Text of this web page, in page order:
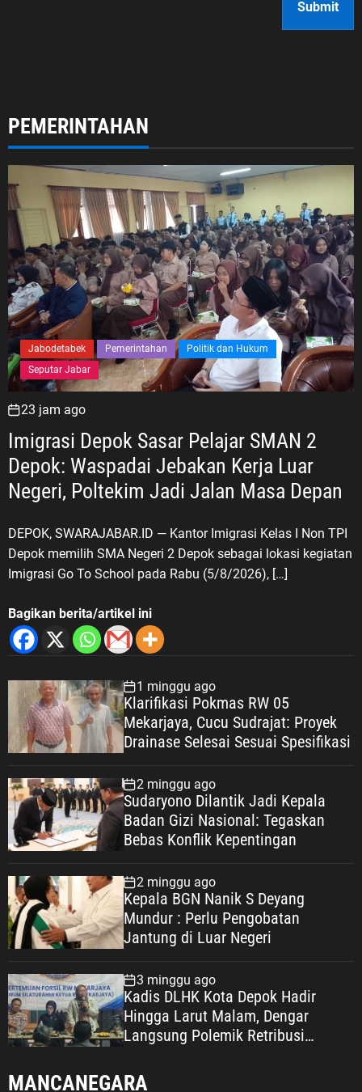
PEMERINTAHAN
Jabodetabek Pemerintahan
Politik dan Hukum
Seputar Jabar
23 jam ago
Imigrasi Depok Sasar Pelajar SMAN 2
Depok: Waspadai Jebakan Kerja Luar
DEPOK, SWARAJABAR.ID — Kantor Imigrasi Kelas I Non TPI
Depok memilih SMA Negeri 2 Depok sebagai lokasi kegiatan
Imigrasi Go To School pada Rabu (5/8/2026), […]
Bagikan berita/artikel ini
1 minggu ago
Klarifikasi Pokmas RW 05
Mekarjaya, Cucu Sudrajat: Proyek
Drainase Selesai Sesuai Spesifikasi
2 minggu ago
Sudaryono Dilantik Jadi Kepala
Badan Gizi Nasional: Tegaskan
Bebas Konflik Kepentingan
2 minggu ago
Kepala BGN Nanik S Deyang
Mundur : Perlu Pengobatan
Jantung di Luar Negeri
3 minggu ago
Kadis DLHK Kota Depok Hadir
Hingga Larut Malam, Dengar
Langsung Polemik Retribusi
MANCANEGARA